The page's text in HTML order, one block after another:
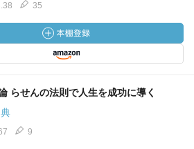
35
らせんの法則で人生を成功に導く
9